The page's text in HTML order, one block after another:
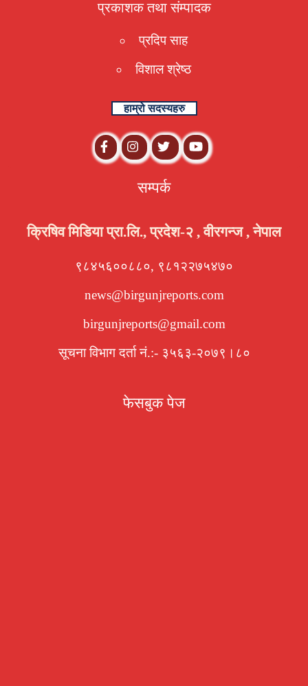
प्रकाशक तथा संम्पादक
प्रदिप साह
विशाल श्रेष्ठ
हाम्रो सदस्यहरु
सम्पर्क
क्रिषिव मिडिया प्रा.लि., प्रदेश-२ , वीरगन्ज , नेपाल
९८४५६००८८०, ९८१२२७५४७०
news@birgunjreports.com
birgunjreports@gmail.com
सूचना विभाग दर्ता नं.:- ३५६३-२०७९।८०
फेसबुक पेज